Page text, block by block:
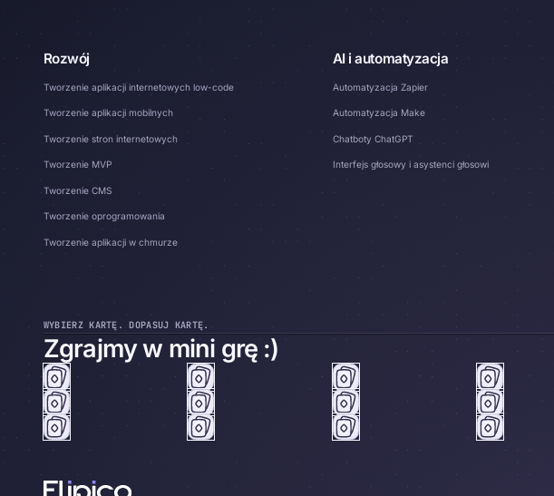
Rozwój
Tworzenie aplikacji internetowych low-code
Tworzenie aplikacji mobilnych
Tworzenie stron internetowych
Tworzenie MVP
Tworzenie CMS
Tworzenie oprogramowania
Tworzenie aplikacji w chmurze
AI i automatyzacja
Automatyzacja Zapier
Automatyzacja Make
Chatboty ChatGPT
Interfejs głosowy i asystenci głosowi
WYBIERZ KARTĘ. DOPASUJ KARTĘ.
Zgrajmy w mini grę :)